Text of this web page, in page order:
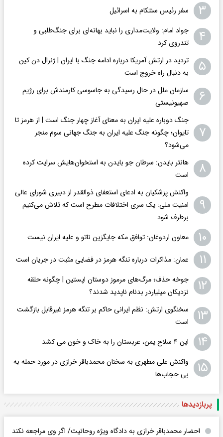
۳ سفر رئیس سنتکام به اسرائیل
۴
جواد امام: ولایت‌مداری را نباید بهانه‌ای برای جنگ‌طلبی و
تندروی کرد
۵
تردید در ارتش آمریکا درباره ادامه جنگ با ایران | ژنرال دن کین
به دنبال راه خروج است
۶
سازمان ملل در حال رسیدگی به جاسوسی کارمندش برای رژیم
صهیونیستی
۷
جنگ دوباره علیه ایران به معنای آغاز چهار جنگ است | از هرمز تا
تایوان؛ چگونه جنگ علیه ایران به جنگ جهانی سوم منجر
می‌شود؟
۸
هانتر بایدن: سرطان جو بایدن به استخوان‌هایش سرایت کرده
است
۹
واکنش پزشکیان به ادعای استعفای ذوالقدر از دبیری شورای عالی
امنیت ملی: یک سری اختلافات مطرح است که تلاش می‌کنیم
برطرف شود
۱۰ معاون اردوغان: توافق مکه جایگزین ناتو و علیه ایران نیست
۱۱ عمان: مذاکرات درباره تنگه هرمز در فضایی مثبت در جریان است
۱۲
جوخه حذف؛ مرگ‌های مرموز دوستان اپستین | چگونه حلقه
نزدیکان میلیاردر بدنام ناپدید شدند؟
۱۳
سخنگوی ارتش: نظم ایرانی حاکم بر تنگه هرمز غیرقابل بازگشت
است
۱۴ این ۴ سلاح یمن، عربستان را به خاک و خون می کشد
۱۵
واکنش علی مطهری به سخنان محمدباقر خرازی در مورد حمله به
بی حجاب‌ها
پربازدید‌ها
احضار محمدباقر خرازی به دادگاه ویژه روحانیت/ اگر وی مراجعه نکند